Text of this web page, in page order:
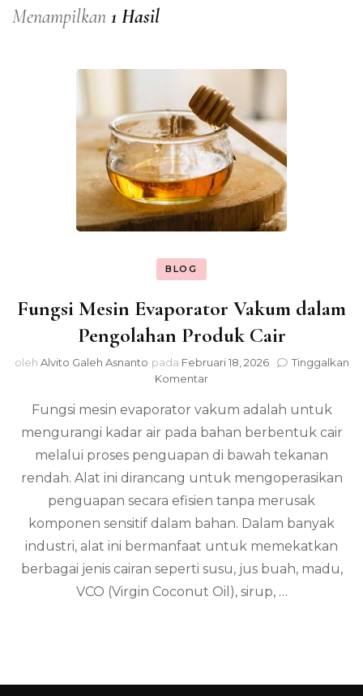
Menampilkan 1 Hasil
BLOG
Fungsi Mesin Evaporator Vakum dalam
Pengolahan Produk Cair
oleh Alvito Galeh Asnanto pada Februari 18, 2026
Tinggalkan
Komentarpada
Mesin
Evaporator
dalam
Pengolahan
Cair
Fungsi mesin evaporator vakum adalah untuk
mengurangi kadar air pada bahan berbentuk cair
melalui proses penguapan di bawah tekanan
rendah. Alat ini dirancang untuk mengoperasikan
penguapan secara efisien tanpa merusak
komponen sensitif dalam bahan. Dalam banyak
industri, alat ini bermanfaat untuk memekatkan
berbagai jenis cairan seperti susu, jus buah, madu,
VCO (Virgin Coconut Oil), sirup, …